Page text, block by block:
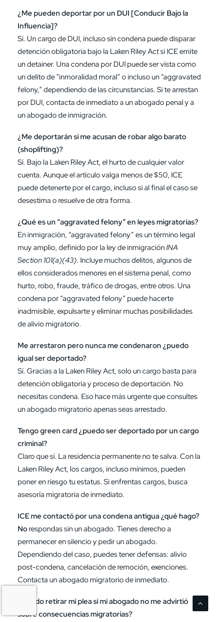
¿Me pueden deportar por un DUI [Conducir Bajo la
Influencia]?
Sí. Un cargo de DUI, incluso sin condena puede disparar
detención obligatoria bajo la Laken Riley Act si ICE emite
un detainer. Una condena por DUI puede ser vista como
un delito de “inmoralidad moral” o incluso un “aggravated
felony,” dependiendo de las circunstancias. Si te arrestan
por DUI, contacta de inmediato a un abogado penal y a
un abogado de inmigración.
¿Me deportarán si me acusan de robar algo barato
(shoplifting)?
Sí. Bajo la Laken Riley Act, el hurto de cualquier valor
cuenta. Aunque el artículo valga menos de $50, ICE
puede detenerte por el cargo, incluso si al final el caso se
desestima o resuelve de otra forma.
¿Qué es un “aggravated felony” en leyes migratorias?
En inmigración, “aggravated felony” es un término legal
muy amplio, definido por la ley de inmigraciónINA
Section 101(a)(43). Incluye muchos delitos, algunos de
ellos considerados menores en el sistema penal, como
hurto, robo, fraude, tráfico de drogas, entre otros. Una
condena por “aggravated felony” puede hacerte
inadmisible, expulsarte y eliminar muchas posibilidades
de alivio migratorio.
Me arrestaron pero nunca me condenaron ¿puedo
igual ser deportado?
Sí. Gracias a la Laken Riley Act, solo un cargo basta para
detención obligatoria y proceso de deportación. No
necesitas condena. Eso hace más urgente que consultes
un abogado migratorio apenas seas arrestado.
Tengo green card ¿puedo ser deportado por un cargo
criminal?
Claro que sí. La residencia permanente no te salva. Con la
Laken Riley Act, los cargos, incluso mínimos, pueden
poner en riesgo tu estatus. Si enfrentas cargos, busca
asesoría migratoria de inmediato.
ICE me contactó por una condena antigua ¿qué hago?
No respondas sin un abogado. Tienes derecho a
permanecer en silencio y pedir un abogado.
Dependiendo del caso, puedes tener defensas: alivio
post-condena, cancelación de remoción, exenciones.
Contacta un abogado migratorio de inmediato.
¿Puedo retirar mi plea si mi abogado no me advirtió
sobre consecuencias migratorias?